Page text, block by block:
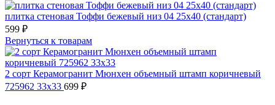
плитка стеновая Тоффи бежевый низ 04 25x40 (стандарт)
599 ₽
Вернуться к товарам
2 сорт Керамогранит Мюнхен объемный штамп коричневый
725962 33x33 699 ₽